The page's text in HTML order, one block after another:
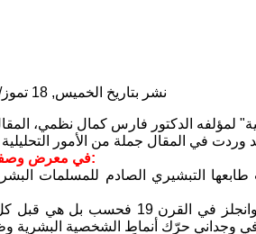
نشر بتاريخ الخميس, 18 تموز/يوليو 2013 13:33
في معرض وصفه للشيوعية يقول نظمي:
ثم يضيف، "ان الشيوعية لم تكن ايديولوجيا نخبوية مكتبية